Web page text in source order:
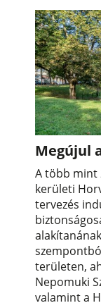
Megújul
A több mint
kerületi
tervezés
területen,
Nepomuki
valamint a